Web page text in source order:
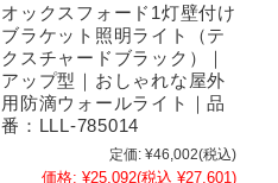
オックスフォード1灯壁付け
ブラケット照明ライト（テ
クスチャードブラック）｜
アップ型｜おしゃれな屋外
用防滴ウォールライト｜品
番：LLL-785014
定価: ¥46,002(税込)
価格: ¥25,092(税込 ¥27,601)